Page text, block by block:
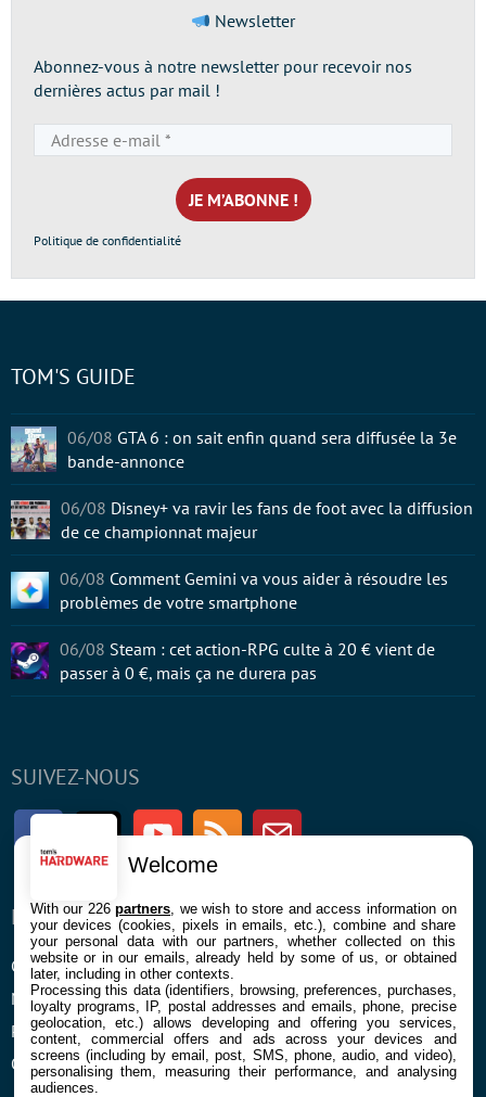
Newsletter
Abonnez-vous à notre newsletter pour recevoir nos
dernières actus par mail !
e-
mail
*
Politique de confidentialité
SUIVEZ-NOUS
FacebookTwitter Youtube RSS Newsletter
ENTREPRISE
Confidentialité et Cookies
Mentions légales et CGU
Préférences Cookies
Qui sommes nous
À PROPOS
Contact
TOM'S GUIDE
06/08 GTA 6 : on sait enfin quand sera diffusée la 3e
bande-annonce
06/08 Disney+ va ravir les fans de foot avec la diffusion
de ce championnat majeur
06/08 Comment Gemini va vous aider à résoudre les
problèmes de votre smartphone
06/08 Steam : cet action-RPG culte à 20 € vient de
passer à 0 €, mais ça ne durera pas
Welcome
With our 226partners , we wish to store and access information on
your devices (cookies, pixels in emails, etc.), combine and share
your personal data with our partners, whether collected on this
website or in our emails, already held by some of us, or obtained
later, including in other contexts.
Processing this data (identifiers, browsing, preferences, purchases,
loyalty programs, IP, postal addresses and emails, phone, precise
geolocation, etc.) allows developing and offering you services,
content, commercial offers and ads across your devices and
screens (including by email, post, SMS, phone, audio, and video),
personalising them, measuring their performance, and analysing
audiences.